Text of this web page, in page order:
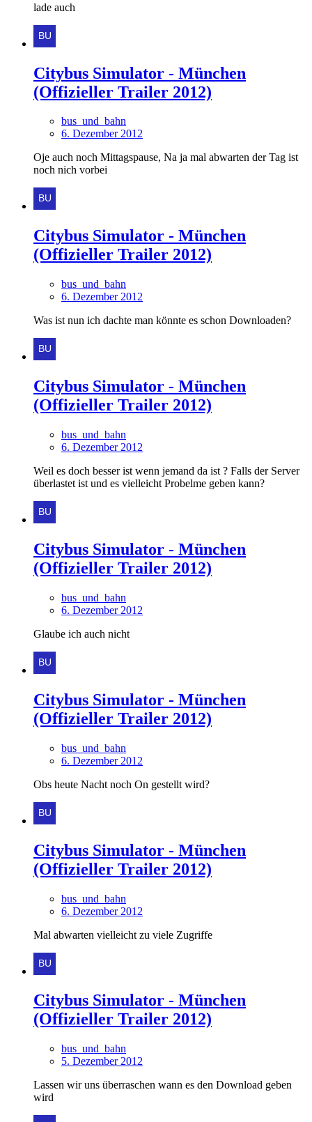
lade auch
Citybus Simulator - München
(Offizieller Trailer 2012)
bus_und_bahn
6. Dezember 2012
Oje auch noch Mittagspause, Na ja mal abwarten der Tag ist
noch nich vorbei
Citybus Simulator - München
(Offizieller Trailer 2012)
bus_und_bahn
6. Dezember 2012
Was ist nun ich dachte man könnte es schon Downloaden?
Citybus Simulator - München
(Offizieller Trailer 2012)
bus_und_bahn
6. Dezember 2012
Weil es doch besser ist wenn jemand da ist ? Falls der Server
überlastet ist und es vielleicht Probelme geben kann?
Citybus Simulator - München
(Offizieller Trailer 2012)
bus_und_bahn
6. Dezember 2012
Glaube ich auch nicht
Citybus Simulator - München
(Offizieller Trailer 2012)
bus_und_bahn
6. Dezember 2012
Obs heute Nacht noch On gestellt wird?
Citybus Simulator - München
(Offizieller Trailer 2012)
bus_und_bahn
6. Dezember 2012
Mal abwarten vielleicht zu viele Zugriffe
Citybus Simulator - München
(Offizieller Trailer 2012)
bus_und_bahn
5. Dezember 2012
Lassen wir uns überraschen wann es den Download geben
wird